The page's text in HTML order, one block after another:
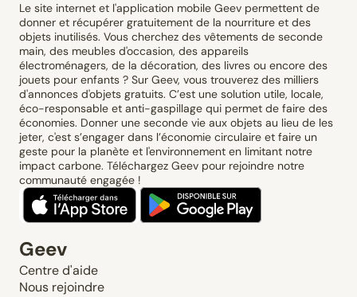
Le site internet et l'application mobile Geev permettent de
donner et récupérer gratuitement de la nourriture et des
objets inutilisés. Vous cherchez des vêtements de seconde
main, des meubles d'occasion, des appareils
électroménagers, de la décoration, des livres ou encore des
jouets pour enfants ? Sur Geev, vous trouverez des milliers
d'annonces d'objets gratuits. C’est une solution utile, locale,
éco-responsable et anti-gaspillage qui permet de faire des
économies. Donner une seconde vie aux objets au lieu de les
jeter, c'est s’engager dans l’économie circulaire et faire un
geste pour la planète et l'environnement en limitant notre
impact carbone. Téléchargez Geev pour rejoindre notre
communauté engagée !
Geev
Centre d'aide
Nous rejoindre